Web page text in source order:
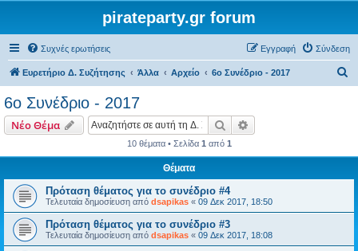
pirateparty.gr forum
Συχνές ερωτήσεις Σύνδεση
Εγγραφή
Ευρετήριο Δ. Συζήτησης Άλλα Αρχείο 6ο Συνέδριο - 2017
6ο Συνέδριο - 2017
Νέο Θέμα Αναζήτηση
10 θέματα • Σελίδα 1 από 1
Θέματα
Πρόταση θέματος για το συνέδριο #4
Τελευταία δημοσίευση από dsapikas « 09 Δεκ 2017, 18:50
Πρόταση θέματος για το συνέδριο #3
Τελευταία δημοσίευση από dsapikas « 09 Δεκ 2017, 18:08